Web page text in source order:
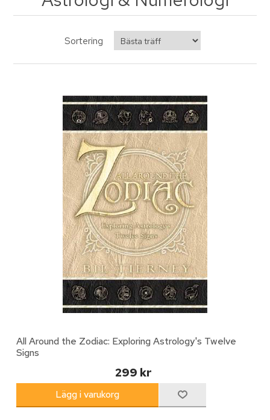
Sortering
All Around the Zodiac: Exploring Astrology's Twelve
Signs
299 kr